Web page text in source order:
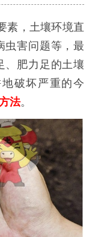
素，土壤环境直
虫害问题等，最
、肥力足的土壤
破坏严重的今
法。